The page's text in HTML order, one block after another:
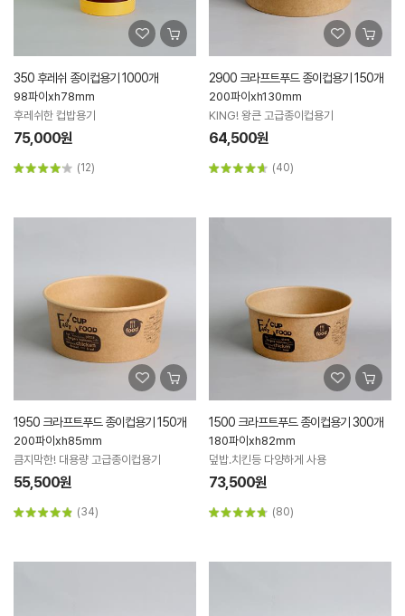
350 후레쉬 종이컵용기 1000개
98파이xh78mm
후레쉬한 컵밥용기
75,000원
(12)
2900 크라프트푸드 종이컵용기 150개
200파이xh130mm
KING! 왕큰 고급종이컵용기
64,500원
(40)
1950 크라프트푸드 종이컵용기 150개
200파이xh85mm
큼지막한! 대용량 고급종이컵용기
55,500원
(34)
1500 크라프트푸드 종이컵용기 300개
180파이xh82mm
덮밥.치킨등 다양하게 사용
73,500원
(80)